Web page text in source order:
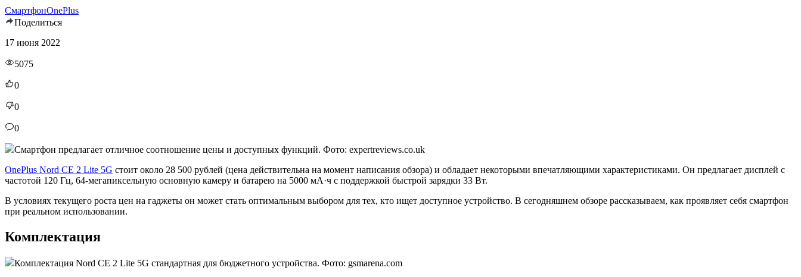
СмартфонOnePlus
Поделиться
17 июня 2022
5075
0
0
0
Смартфон предлагает отличное соотношение цены и доступных функций. Фото: expertreviews.co.uk
OnePlus Nord CE 2 Lite 5G стоит около 28 500 рублей (цена действительна на момент написания обзора) и обладает некоторыми впечатляющими характеристиками. Он предлагает дисплей с
частотой 120 Гц, 64-мегапиксельную основную камеру и батарею на 5000 мА·ч с поддержкой быстрой зарядки 33 Вт.
В условиях текущего роста цен на гаджеты он может стать оптимальным выбором для тех, кто ищет доступное устройство. В сегодняшнем обзоре рассказываем, как проявляет себя смартфон
при реальном использовании.
Комплектация
Комплектация Nord CE 2 Lite 5G стандартная для бюджетного устройства. Фото: gsmarena.com